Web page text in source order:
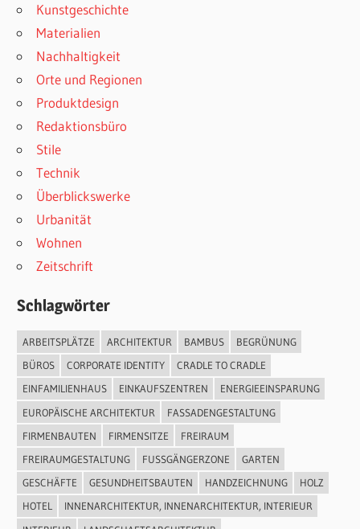
Kunstgeschichte
Materialien
Nachhaltigkeit
Orte und Regionen
Produktdesign
Redaktionsbüro
Stile
Technik
Überblickswerke
Urbanität
Wohnen
Zeitschrift
Schlagwörter
ARBEITSPLÄTZE ARCHITEKTUR BAMBUS
BEGRÜNUNG
BÜROS
CORPORATE IDENTITY
CRADLE TO CRADLE
EINFAMILIENHAUS
EINKAUFSZENTREN
ENERGIEEINSPARUNG
EUROPÄISCHE ARCHITEKTUR
FASSADENGESTALTUNG
FIRMENBAUTEN
FIRMENSITZE
FREIRAUM
FREIRAUMGESTALTUNG
FUSSGÄNGERZONE
GARTEN
GESCHÄFTE
GESUNDHEITSBAUTEN HANDZEICHNUNG
HOLZ
HOTEL
INNENARCHITEKTUR, INNENARCHITEKTUR, INTERIEUR